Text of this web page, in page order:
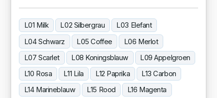
L01 Milk L02 Silbergrau
L03 Elefant
L04 Schwarz
L05 Coffee
L06 Merlot
L07 Scarlet
L08 Koningsblauw
L09 Appelgroen
L10 Rosa
L11 Lila L12 Paprika
L13 Carbon
L14 Marineblauw
L15 Rood
L16 Magenta